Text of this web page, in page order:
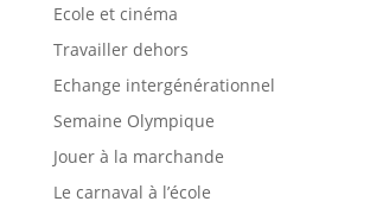
Ecole et cinéma
Travailler dehors
Echange intergénérationnel
Semaine Olympique
Jouer à la marchande
Le carnaval à l’école